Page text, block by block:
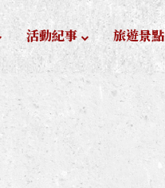
活動紀事 旅遊景點